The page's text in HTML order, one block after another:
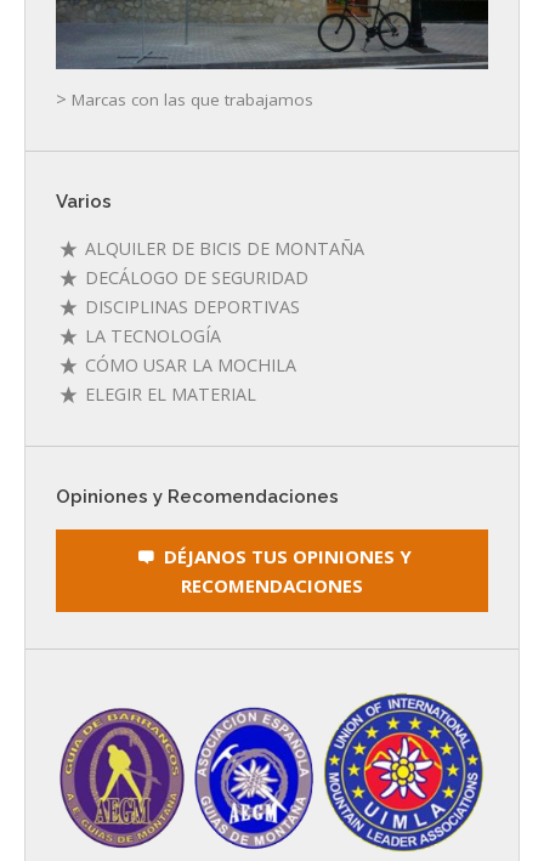
> Marcas con las que trabajamos
Varios
ALQUILER DE BICIS DE MONTAÑA
DECÁLOGO DE SEGURIDAD
DISCIPLINAS DEPORTIVAS
LA TECNOLOGÍA
CÓMO USAR LA MOCHILA
ELEGIR EL MATERIAL
Opiniones y Recomendaciones
DÉJANOS TUS OPINIONES Y
RECOMENDACIONES